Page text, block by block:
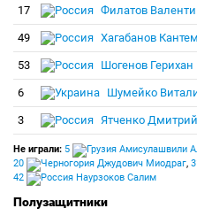
17 Филатов
49 Хагабанов
53 Шогенов Герихан
6 Шумейко
3 Ятченко Дмитрий
Не играли: 5 Амисулашвили
20
Джудович Миодраг,
42
Наурзоков Салим
Полузащитники